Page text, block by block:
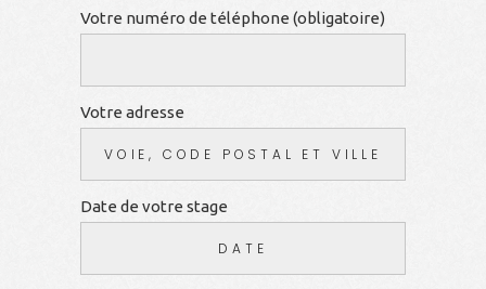
Votre numéro de téléphone (obligatoire)
Votre adresse
Date de votre stage